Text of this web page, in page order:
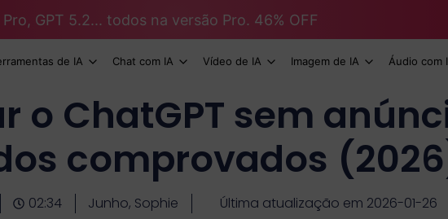
GPT 5.2... todos na versão Pro. 46% OFF
de IA Chat com IA Vídeo de IA Imagem de IA Áudio com
o ChatGPT sem
comprovados
02:34 Junho, Sophie Última atualização em 2026-01-26